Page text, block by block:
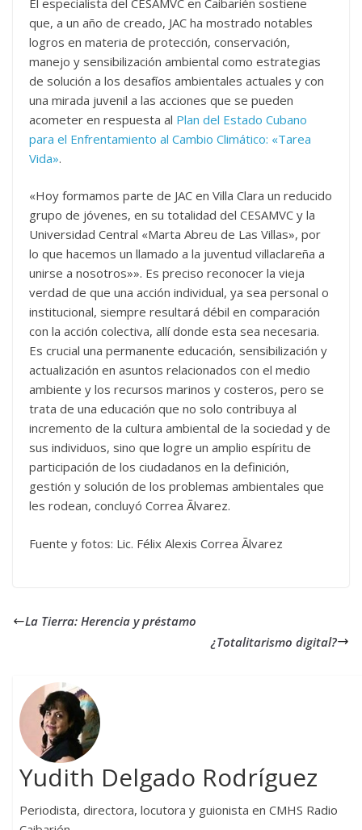
que, a un año de creado, JAC ha mostrado notables
logros en materia de protección, conservación,
manejo y sensibilización ambiental como estrategias
de solución a los desafíos ambientales actuales y con
una mirada juvenil a las acciones que se pueden
acometer en respuesta al Plan del Estado Cubano
para el Enfrentamiento al Cambio Climático: «Tarea
Vida».
«Hoy formamos parte de JAC en Villa Clara un reducido
grupo de jóvenes, en su totalidad del CESAMVC y la
Universidad Central «Marta Abreu de Las Villas», por
lo que hacemos un llamado a la juventud villaclareña a
unirse a nosotros»». Es preciso reconocer la vieja
verdad de que una acción individual, ya sea personal o
institucional, siempre resultará débil en comparación
con la acción colectiva, allí donde esta sea necesaria.
Es crucial una permanente educación, sensibilización y
actualización en asuntos relacionados con el medio
ambiente y los recursos marinos y costeros, pero se
trata de una educación que no solo contribuya al
incremento de la cultura ambiental de la sociedad y de
sus individuos, sino que logre un amplio espíritu de
participación de los ciudadanos en la definición,
gestión y solución de los problemas ambientales que
les rodean, concluyó Correa Ãlvarez.
Fuente y fotos: Lic. Félix Alexis Correa Ãlvarez
La Tierra: Herencia y préstamo
¿Totalitarismo digital?
Yudith Delgado Rodríguez
Periodista, directora, locutora y guionista en CMHS Radio